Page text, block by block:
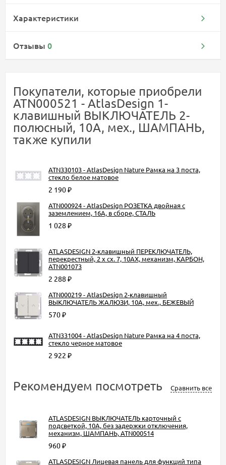
Характеристики
Отзывы 0
Покупатели, которые приобрели
ATN000521 - AtlasDesign 1-
клавишный ВЫКЛЮЧАТЕЛЬ 2-
полюсный, 10А, мех., ШАМПАНЬ,
также купили
ATN330103 - AtlasDesign Nature Рамка на 3 поста,
стекло белое матовое
2 190₽
ATN000924 - AtlasDesign РОЗЕТКА двойная с
заземлением, 16А, в сборе, СТАЛЬ
1 028 ₽
ATLASDESIGN 2-клавишный ПЕРЕКЛЮЧАТЕЛЬ,
перекрестный, 2 x сх. 7, 10АХ, механизм, КАРБОН,
ATN001073
2 288 ₽
ATN000219 - AtlasDesign 2-клавишный
ВЫКЛЮЧАТЕЛЬ ЖАЛЮЗИ, 10А, мех., БЕЖЕВЫЙ
570₽
ATN331004 - AtlasDesign Nature Рамка на 4 поста,
стекло черное матовое
2 922 ₽
Рекомендуем посмотреть Сравнить все
ATLASDESIGN ВЫКЛЮЧАТЕЛЬ карточный с
подсветкой, 10А, без задержки отключения,
механизм, ШАМПАНЬ, ATN000514
960₽
ATLASDESIGN Лицевая панель для функций типа